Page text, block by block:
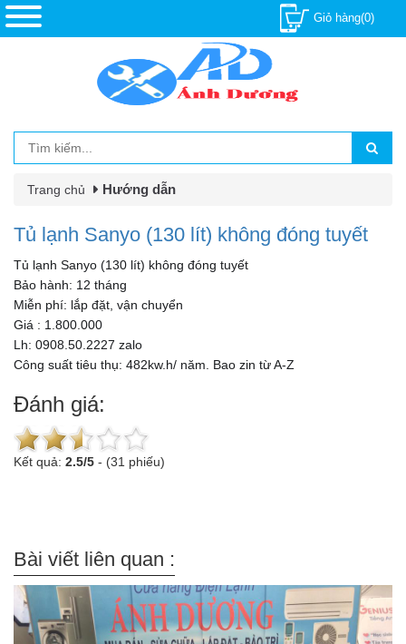
Giỏ hàng(0)
Trang chủ Hướng dẫn
Tủ lạnh Sanyo (130 lít) không đóng tuyết
Tủ lạnh Sanyo (130 lít) không đóng tuyết
Bảo hành: 12 tháng
Miễn phí: lắp đặt, vận chuyển
Giá : 1.800.000
Lh: 0908.50.2227 zalo
Công suất tiêu thụ: 482kw.h/ năm. Bao zin từ A-Z
Đánh giá:
Kết quả: 2.5/5 - (31 phiếu)
Bài viết liên quan :